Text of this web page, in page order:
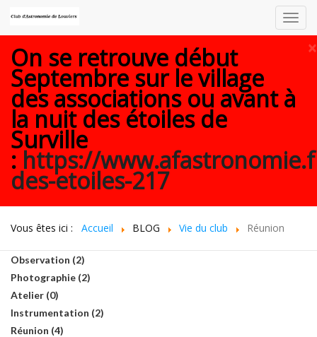
×
On se retrouve début
Septembre sur le village
des associations ou avant à
la nuit des étoiles de
Surville
: https://
des-etoiles-217
Vous êtes ici : Accueil BLOG Vie du club Réunion
Observation (2)
Photographie (2)
Atelier (0)
Instrumentation (2)
Réunion (4)